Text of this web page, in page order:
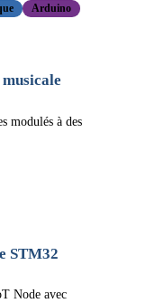
Arduino
modulés à des
STM32
Node avec